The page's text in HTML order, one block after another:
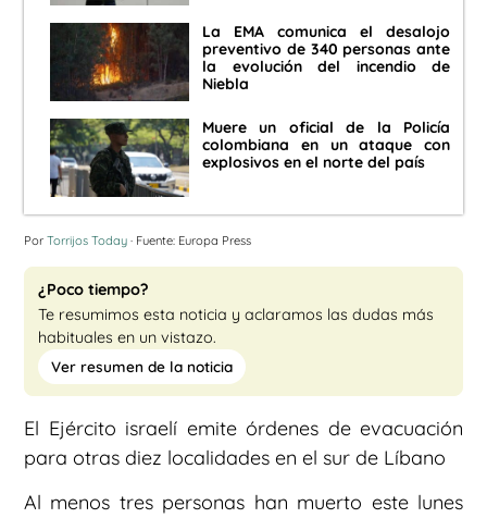
La EMA comunica el desalojo
preventivo de 340 personas ante
la evolución del incendio de
Niebla
Muere un oficial de la Policía
colombiana en un ataque con
explosivos en el norte del país
Por Torrijos Today · Fuente: Europa Press
¿Poco tiempo?
Te resumimos esta noticia y aclaramos las dudas más
habituales en un vistazo.
Ver resumen de la noticia
El Ejército israelí emite órdenes de evacuación
para otras diez localidades en el sur de Líbano
Al menos tres personas han muerto este lunes